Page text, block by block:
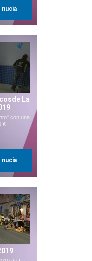
nucia
La
con una
€
nucia